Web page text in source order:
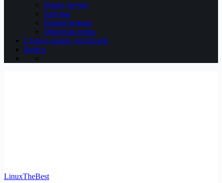
Наши друзья
Авторы
Пожертвовать
Обратная связь
Статьи наших читателей
Войти
LinuxTheBest